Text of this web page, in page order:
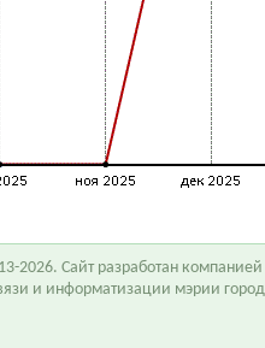
2026. Сайт разработан компанией
и информатизации мэрии